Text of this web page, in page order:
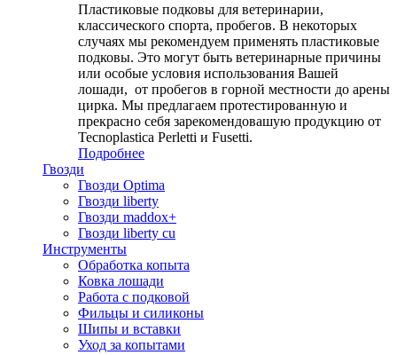
Пластиковые подковы для ветеринарии,
классического спорта, пробегов. В некоторых
случаях мы рекомендуем применять пластиковые
подковы. Это могут быть ветеринарные причины
или особые условия использования Вашей
лошади, от пробегов в горной местности до арены
цирка. Мы предлагаем протестированную и
прекрасно себя зарекомендовашую продукцию от
Tecnoplastica Perletti и Fusetti.
Подробнее
Гвозди
Гвозди Optima
Гвозди liberty
Гвозди maddox+
Гвозди liberty cu
Инструменты
Обработка копыта
Ковка лошади
Работа с подковой
Фильцы и силиконы
Шипы и вставки
Уход за копытами